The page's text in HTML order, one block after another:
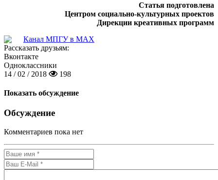
Статья подготовлена
Центром социально-культурных проектов
Дирекции креативных программ
Канал МПГУ в MAX
Рассказать друзьям:
Вконтакте
Одноклассники
14 / 02 / 2018
198
Показать обсуждение
Обсуждение
Комментариев пока нет